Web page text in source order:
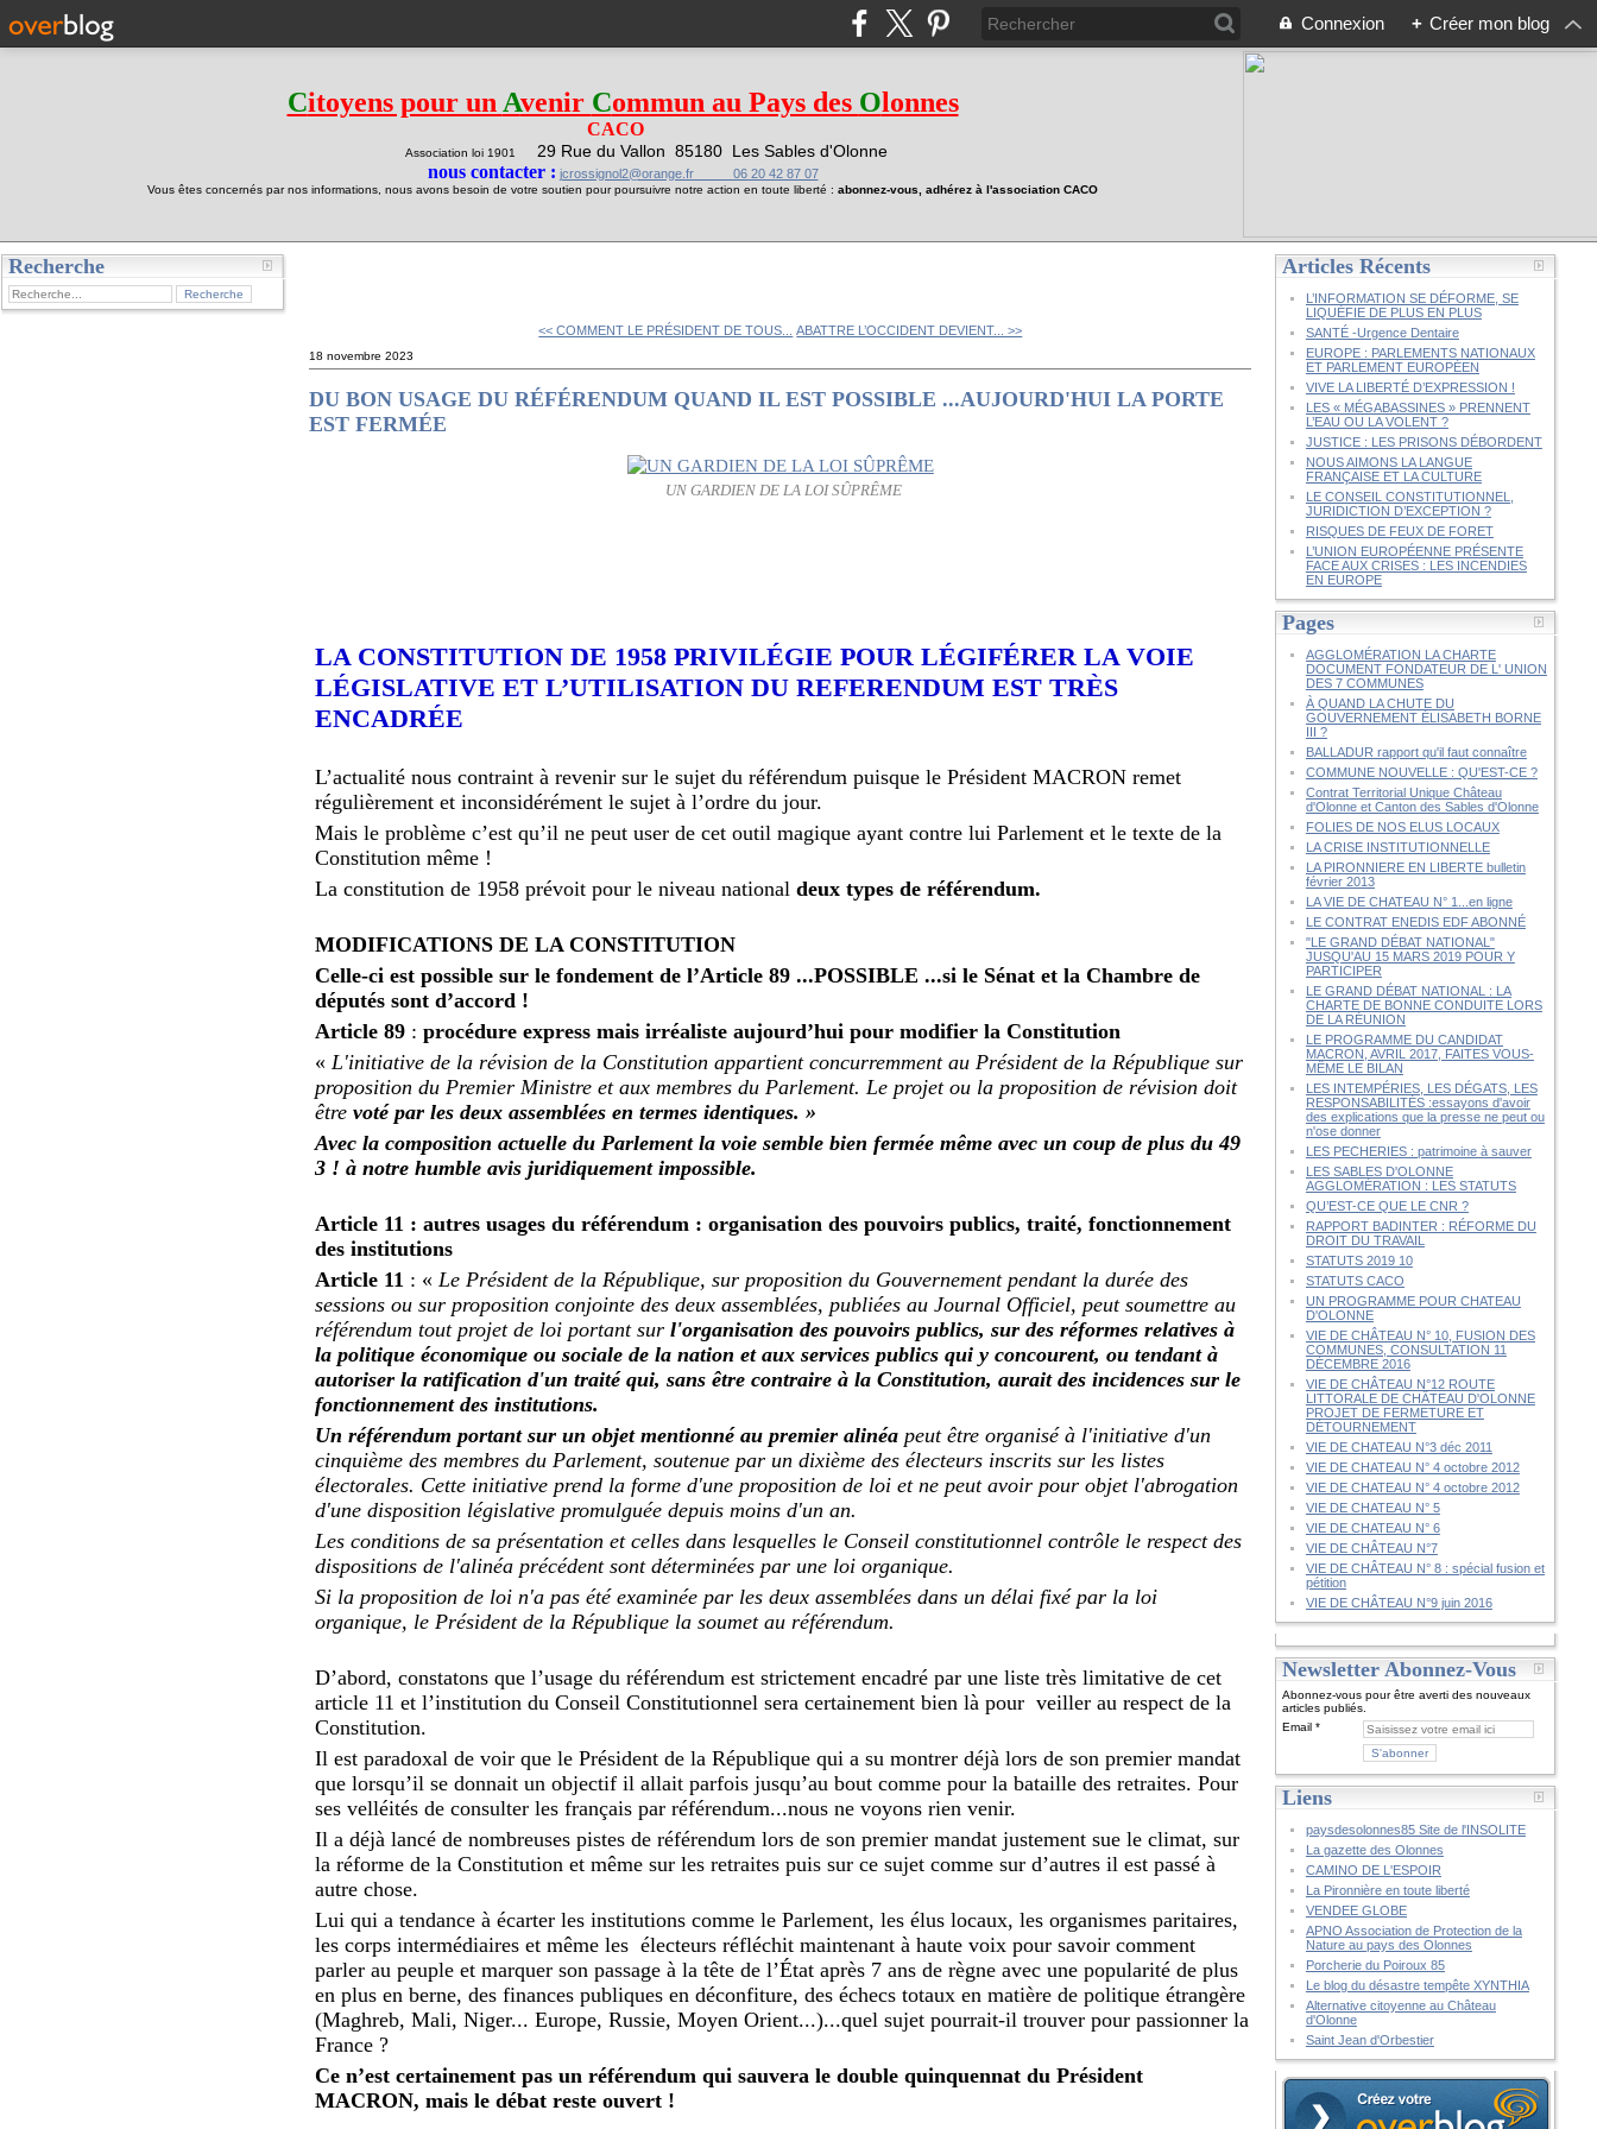
Connexion + Créer mon blog
Citoyens pour un Avenir Commun au Pays des Olonnes
CACO
Association loi 1901 29 Rue du Vallon 85180 Les Sables d'Olonne
nous contacter : jcrossignol2@orange.fr 06 20 42 87 07
Vous êtes concernés par nos informations, nous avons besoin de votre soutien pour poursuivre notre action en toute liberté : abonnez-vous, adhérez à l'association CACO
Recherche
<< COMMENT LE PRÉSIDENT DE TOUS... ABATTRE L’OCCIDENT DEVIENT... >>
18 novembre 2023
DU BON USAGE DU RÉFÉRENDUM QUAND IL EST POSSIBLE ...AUJOURD'HUI LA PORTE
EST FERMÉE
UN GARDIEN DE LA LOI SÛPRÊME
LA CONSTITUTION DE 1958 PRIVILÉGIE POUR LÉGIFÉRER LA VOIE
LÉGISLATIVE ET L’UTILISATION DU REFERENDUM EST TRÈS
ENCADRÉE
L’actualité nous contraint à revenir sur le sujet du référendum puisque le Président MACRON remet
régulièrement et inconsidérément le sujet à l’ordre du jour.
Mais le problème c’est qu’il ne peut user de cet outil magique ayant contre lui Parlement et le texte de la
Constitution même !
La constitution de 1958 prévoit pour le niveau nationaldeux types de référendum.
MODIFICATIONS DE LA CONSTITUTION
Celle-ci est possible sur le fondement de l’Article 89 ...POSSIBLE ...si le Sénat et la Chambre de
députés sont d’accord !
Article 89 :procédure express mais irréaliste aujourd’hui pour modifier la Constitution
« L'initiative de la révision de la Constitution appartient concurremment au Président de la République sur
proposition du Premier Ministre et aux membres du Parlement. Le projet ou la proposition de révision doit
êtrevoté par les deux assemblées en termes identiques. »
Avec la composition actuelle du Parlement la voie semble bien fermée même avec un coup de plus du 49
3 ! à notre humble avis juridiquement impossible.
Article 11 : autres usages du référendum : organisation des pouvoirs publics, traité, fonctionnement
des institutions
Article 11 : « Le Président de la République, sur proposition du Gouvernement pendant la durée des
sessions ou sur proposition conjointe des deux assemblées, publiées au Journal Officiel, peut soumettre au
référendum tout projet de loi portant surl'organisation des pouvoirs publics, sur des réformes relatives à
la politique économique ou sociale de la nation et aux services publics qui y concourent, ou tendant à
autoriser la ratification d'un traité qui, sans être contraire à la Constitution, aurait des incidences sur le
fonctionnement des institutions.
Un référendum portant sur un objet mentionné au premier alinéa peut être organisé à l'initiative d'un
cinquième des membres du Parlement, soutenue par un dixième des électeurs inscrits sur les listes
électorales. Cette initiative prend la forme d'une proposition de loi et ne peut avoir pour objet l'abrogation
d'une disposition législative promulguée depuis moins d'un an.
Les conditions de sa présentation et celles dans lesquelles le Conseil constitutionnel contrôle le respect des
dispositions de l'alinéa précédent sont déterminées par une loi organique.
Si la proposition de loi n'a pas été examinée par les deux assemblées dans un délai fixé par la loi
organique, le Président de la République la soumet au référendum.
D’abord, constatons que l’usage du référendum est strictement encadré par une liste très limitative de cet
article 11 et l’institution du Conseil Constitutionnel sera certainement bien là pour veiller au respect de la
Constitution.
Il est paradoxal de voir que le Président de la République qui a su montrer déjà lors de son premier mandat
que lorsqu’il se donnait un objectif il allait parfois jusqu’au bout comme pour la bataille des retraites. Pour
ses velléités de consulter les français par référendum...nous ne voyons rien venir.
Il a déjà lancé de nombreuses pistes de référendum lors de son premier mandat justement sue le climat, sur
la réforme de la Constitution et même sur les retraites puis sur ce sujet comme sur d’autres il est passé à
autre chose.
Lui qui a tendance à écarter les institutions comme le Parlement, les élus locaux, les organismes paritaires,
les corps intermédiaires et même les électeurs réfléchit maintenant à haute voix pour savoir comment
parler au peuple et marquer son passage à la tête de l’État après 7 ans de règne avec une popularité de plus
en plus en berne, des finances publiques en déconfiture, des échecs totaux en matière de politique étrangère
(Maghreb, Mali, Niger... Europe, Russie, Moyen Orient...)...quel sujet pourrait-il trouver pour passionner la
France ?
Ce n’est certainement pas un référendum qui sauvera le double quinquennat du Président
MACRON, mais le débat reste ouvert !
Articles Récents
L’INFORMATION SE DÉFORME, SE
LIQUÉFIE DE PLUS EN PLUS
SANTÉ -Urgence Dentaire
EUROPE : PARLEMENTS NATIONAUX
ET PARLEMENT EUROPÉEN
VIVE LA LIBERTÉ D’EXPRESSION !
LES « MÉGABASSINES » PRENNENT
L’EAU OU LA VOLENT ?
JUSTICE : LES PRISONS DÉBORDENT
NOUS AIMONS LA LANGUE
FRANÇAISE ET LA CULTURE
LE CONSEIL CONSTITUTIONNEL,
JURIDICTION D’EXCEPTION ?
RISQUES DE FEUX DE FORET
L’UNION EUROPÉENNE PRÉSENTE
FACE AUX CRISES : LES INCENDIES
EN EUROPE
Pages
AGGLOMÉRATION LA CHARTE
DOCUMENT FONDATEUR DE L' UNION
DES 7 COMMUNES
À QUAND LA CHUTE DU
GOUVERNEMENT ÉLISABETH BORNE
III ?
BALLADUR rapport qu'il faut connaître
COMMUNE NOUVELLE : QU'EST-CE ?
Contrat Territorial Unique Château
d'Olonne et Canton des Sables d'Olonne
FOLIES DE NOS ELUS LOCAUX
LA CRISE INSTITUTIONNELLE
LA PIRONNIERE EN LIBERTE bulletin
février 2013
LA VIE DE CHATEAU N° 1...en ligne
LE CONTRAT ENEDIS EDF ABONNÉ
"LE GRAND DÉBAT NATIONAL"
JUSQU'AU 15 MARS 2019 POUR Y
PARTICIPER
LE GRAND DÉBAT NATIONAL : LA
CHARTE DE BONNE CONDUITE LORS
DE LA RÉUNION
LE PROGRAMME DU CANDIDAT
MACRON, AVRIL 2017, FAITES VOUS-
MÊME LE BILAN
LES INTEMPÉRIES, LES DÉGATS, LES
RESPONSABILITÉS :essayons d'avoir
des explications que la presse ne peut ou
n'ose donner
LES PECHERIES : patrimoine à sauver
LES SABLES D'OLONNE
AGGLOMÉRATION : LES STATUTS
QU’EST-CE QUE LE CNR ?
RAPPORT BADINTER : RÉFORME DU
DROIT DU TRAVAIL
STATUTS 2019 10
STATUTS CACO
UN PROGRAMME POUR CHATEAU
D'OLONNE
VIE DE CHÂTEAU N° 10, FUSION DES
COMMUNES, CONSULTATION 11
DÉCEMBRE 2016
VIE DE CHÂTEAU N°12 ROUTE
LITTORALE DE CHÂTEAU D'OLONNE
PROJET DE FERMETURE ET
DÉTOURNEMENT
VIE DE CHATEAU N°3 déc 2011
VIE DE CHATEAU N° 4 octobre 2012
VIE DE CHATEAU N° 4 octobre 2012
VIE DE CHATEAU N° 5
VIE DE CHATEAU N° 6
VIE DE CHÂTEAU N°7
VIE DE CHÂTEAU N° 8 : spécial fusion et
pétition
VIE DE CHÂTEAU N°9 juin 2016
Newsletter Abonnez-Vous
Abonnez-vous pour être averti des nouveaux
articles publiés.
Email
Liens
paysdesolonnes85 Site de l'INSOLITE
La gazette des Olonnes
CAMINO DE L'ESPOIR
La Pironnière en toute liberté
VENDEE GLOBE
APNO Association de Protection de la
Nature au pays des Olonnes
Porcherie du Poiroux 85
Le blog du désastre tempête XYNTHIA
Alternative citoyenne au Château
d'Olonne
Saint Jean d'Orbestier